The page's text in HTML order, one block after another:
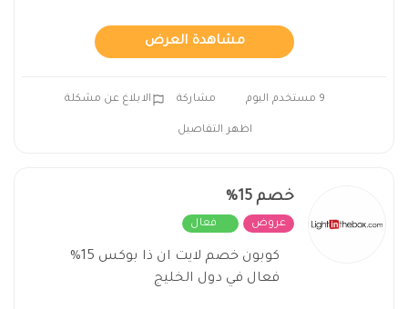
مشاهدة العرض
9 مستخدم اليوم مشاركة الابلاغ عن مشكلة
اظهر التفاصيل
خصم 15%
عروض فعال
كوبون خصم لايت ان ذا بوكس 15%
فعال في دول الخليج